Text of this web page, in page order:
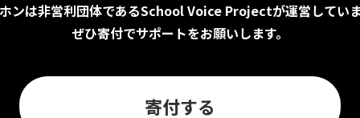
ンは非営利団体であるSchool Voice Projectが運営してい
ぜひ寄付でサポートをお願いします。
寄付する